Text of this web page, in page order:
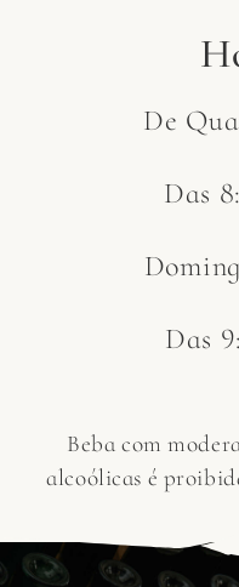
De
Das
Das
Beba com
alcoólicas é